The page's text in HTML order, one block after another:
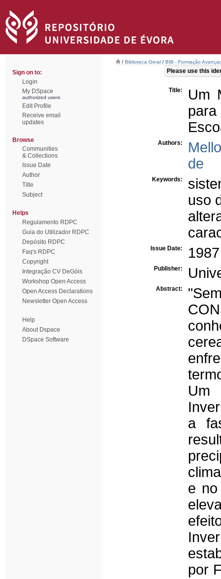
Sign on to:
Login
My DSpace
authorized users
Edit Profile
Receive email
updates
Browse
Communities
& Collections
Issue Date
Author
Title
Subject
Helps
Regulamento RDPC
Guia do Utilizador RDPC
Depósito RDPC
Faq's RDPC
Copyright
Integração CV DeGóis
Workshop Open Access
Open Access Declarations
Newsletter Open Access
Help
About Dspace
DSpace Software
/ Biblioteca Geral / BIB - Formação
Please use this
Title:
Um
Authors:
de
Keywords:
uso
Issue Date: 1987
Publisher:
Abstract:
Um
a
e no
por